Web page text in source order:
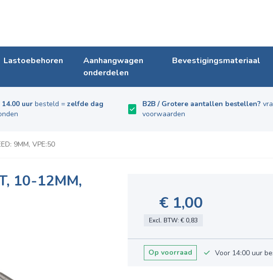
Lastoebehoren
Aanhangwagen
onderdelen
Bevestigingsmateriaal
14.00 uurbesteld = zelfde dag
B2B / Grotere aantallen bestellen?
voorwaarden
9MM, VPE:50
10-12MM,
€ 1,00
Excl. BTW: € 0,83
Op voorraad Voor 14:00 uur